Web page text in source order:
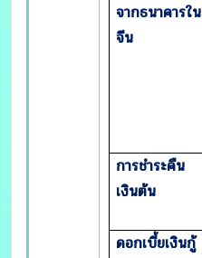
จากธนาคารใน
จีน
การชำระคืน
เงินต้น
ดอกเบี้ยเงินกู้